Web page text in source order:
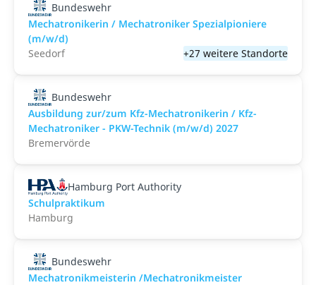
Bundeswehr
Mechatronikerin / Mechatroniker Spezialpioniere
(m/w/d)
Seedorf
+27 weitere Standorte
Bundeswehr
Ausbildung zur/zum Kfz-Mechatronikerin / Kfz-
Mechatroniker - PKW-Technik (m/w/d) 2027
Bremervörde
Hamburg Port Authority
Schulpraktikum
Hamburg
Bundeswehr
Mechatronikmeisterin /Mechatronikmeister